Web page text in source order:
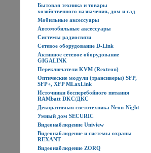
Бытовая техника и товары
хозяйственного назначения, дом и сад
Мобильные аксессуары
Автомобильные аксессуары
Системы радиосвязи
Сетевое оборудование D-Link
Активное сетевое оборудование
GIGALINK
Переключатели KVM (Rextron)
Оптические модули (трансиверы) SFP,
SFP+, XFP MLaxLink
Источники бесперебойного питания
RAMbatt DKC/ДКС
Декоративная светотехника Neon-Night
Умный дом SECURIC
Видеонаблюдение Uniview
Видеонаблюдение и системы охраны
REXANT
Видеонаблюдение ZORQ